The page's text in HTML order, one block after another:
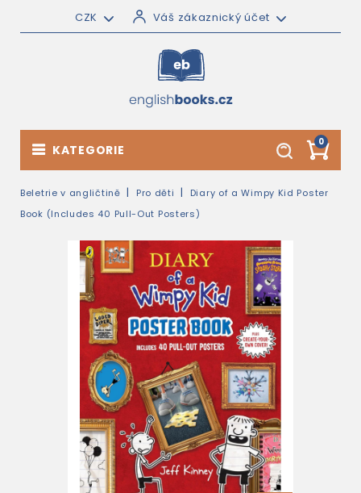
CZK Váš zákaznický účet
0
KATEGORIE
Beletrie v angličtině Pro děti
Diary of a Wimpy Kid Poster
Book (Includes 40 Pull-Out Posters)